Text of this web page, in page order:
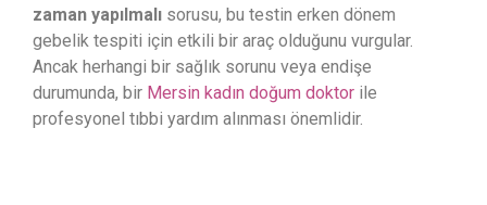
zaman yapılmalı sorusu, bu testin erken dönem
gebelik tespiti için etkili bir araç olduğunu vurgular.
Ancak herhangi bir sağlık sorunu veya endişe
durumunda, bir Mersin kadın doğum doktor ile
profesyonel tıbbi yardım alınması önemlidir.